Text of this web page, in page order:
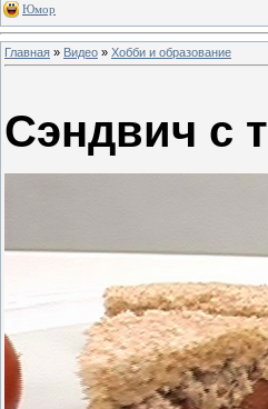
Юмор
Главная » Видео » Хобби и образование
Сэндвич с